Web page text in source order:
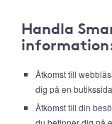
Handla
Åtkomst till
dig på en
Åtkomst till din